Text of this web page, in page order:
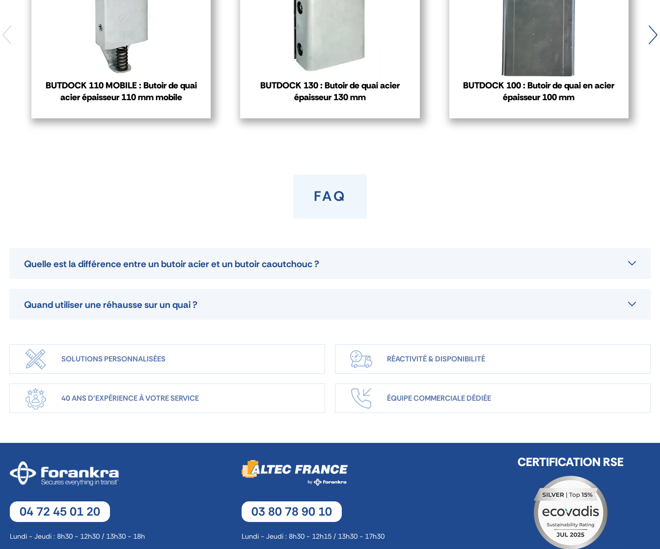
BUTDOCK 110 MOBILE : Butoir de quai
acier épaisseur 110 mm mobile
BUTDOCK 130 : Butoir de quai acier
épaisseur 130 mm
BUTDOCK 100 : Butoir de quai en acier
épaisseur 100 mm
FAQ
Quelle est la différence entre un butoir acier et un butoir caoutchouc ?
Quand utiliser une réhausse sur un quai ?
SOLUTIONS PERSONNALISÉES RÉACTIVITÉ & DISPONIBILITÉ
40 ANS D'EXPÉRIENCE À VOTRE SERVICE ÉQUIPE COMMERCIALE DÉDIÉE
04 72 45 01 20
Lundi - Jeudi : 8h30 - 12h30 / 13h30 - 18h
03 80 78 90 10
Lundi - Jeudi : 8h30 - 12h15 / 13h30 - 17h30
CERTIFICATION RSE